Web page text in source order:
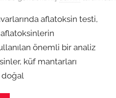
aflatoksin testi,
önemli bir analiz
küf mantarları
doğal